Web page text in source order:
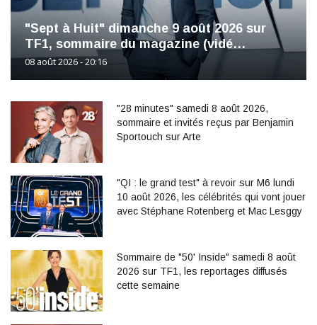
"Sept à Huit" dimanche 9 août 2026 sur
TF1, sommaire du magazine (vidé…
08 août 2026 - 20:16
"28 minutes" samedi 8 août 2026,
sommaire et invités reçus par Benjamin
Sportouch sur Arte
"QI : le grand test" à revoir sur M6 lundi
10 août 2026, les célébrités qui vont jouer
avec Stéphane Rotenberg et Mac Lesggy
Sommaire de "50' Inside" samedi 8 août
2026 sur TF1, les reportages diffusés
cette semaine